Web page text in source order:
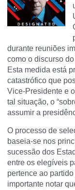
durante reuniões
como o discurso
Esta medida está
catastrófico que
Vice-Presidente e
tal situação, o
assumir a
O processo de
baseia-se nos
sucessão dos
entre os elegíveis
pertence ao
importante notar